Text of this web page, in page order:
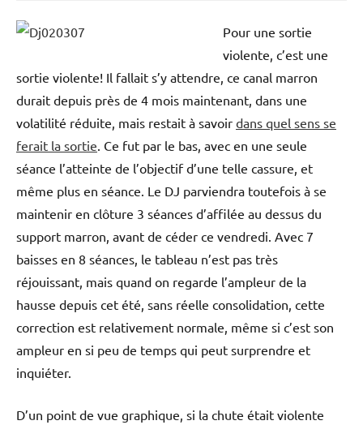
Pour une sortie
violente, c’est une
sortie violente! Il fallait s’y attendre, ce canal marron
durait depuis près de 4 mois maintenant, dans une
volatilité réduite, mais restait à savoir dans quel sens se
ferait la sortie. Ce fut par le bas, avec en une seule
séance l’atteinte de l’objectif d’une telle cassure, et
même plus en séance. Le DJ parviendra toutefois à se
maintenir en clôture 3 séances d’affilée au dessus du
support marron, avant de céder ce vendredi. Avec 7
baisses en 8 séances, le tableau n’est pas très
réjouissant, mais quand on regarde l’ampleur de la
hausse depuis cet été, sans réelle consolidation, cette
correction est relativement normale, même si c’est son
ampleur en si peu de temps qui peut surprendre et
inquiéter.
D’un point de vue graphique, si la chute était violente